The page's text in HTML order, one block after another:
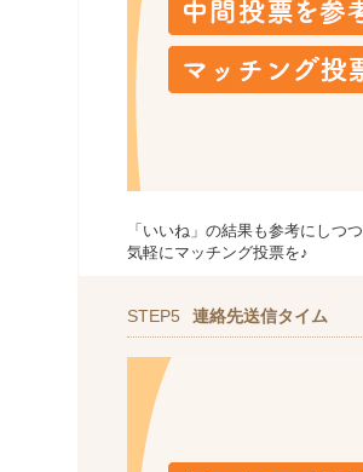
「いいね」の結果も参考にしつつ
気軽にマッチング投票を♪
STEP5 連絡先送信タイム